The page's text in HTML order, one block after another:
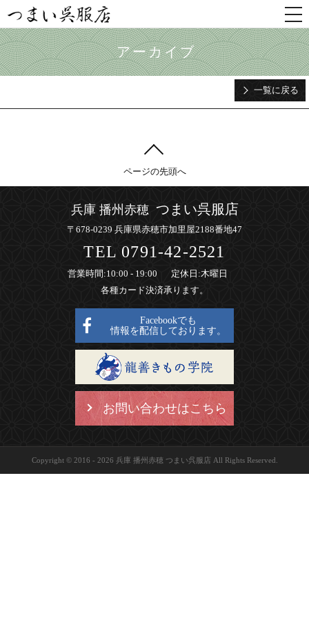
アーカイブ
一覧に戻る
ページの先頭へ
兵庫 播州赤穂 つまい呉服店
〒678-0239 兵庫県赤穂市加里屋2188番地47
TEL 0791-42-2521
営業時間 :10:00 - 19:00 定休日 :木曜日
各種カード決済承ります。
Facebookでも
情報を配信しております。
お問い合わせはこちら
Copyright © 2016 - 2026 兵庫 播州赤穂 つまい呉服店 All Rights Reserved.